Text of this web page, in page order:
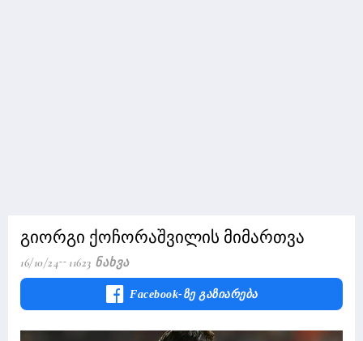
გიორგი ქოჩორაშვილის მიმართვა
16/10/24 11623 Ნახვა
Facebook-Ზე Გაზიარება